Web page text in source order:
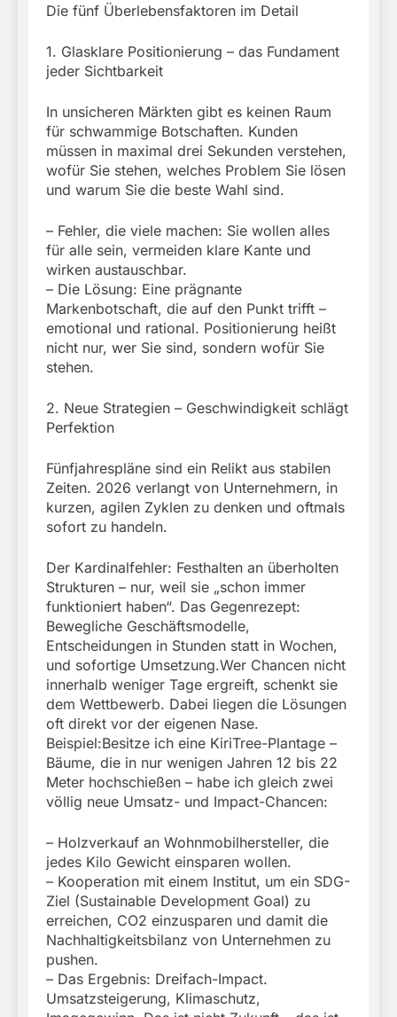
Die fünf Überlebensfaktoren im Detail
1. Glasklare Positionierung – das Fundament
jeder Sichtbarkeit
In unsicheren Märkten gibt es keinen Raum
für schwammige Botschaften. Kunden
müssen in maximal drei Sekunden verstehen,
wofür Sie stehen, welches Problem Sie lösen
und warum Sie die beste Wahl sind.
– Fehler, die viele machen: Sie wollen alles
für alle sein, vermeiden klare Kante und
wirken austauschbar.
– Die Lösung: Eine prägnante
Markenbotschaft, die auf den Punkt trifft –
emotional und rational. Positionierung heißt
nicht nur, wer Sie sind, sondern wofür Sie
stehen.
2. Neue Strategien – Geschwindigkeit schlägt
Perfektion
Fünfjahrespläne sind ein Relikt aus stabilen
Zeiten. 2026 verlangt von Unternehmern, in
kurzen, agilen Zyklen zu denken und oftmals
sofort zu handeln.
Der Kardinalfehler: Festhalten an überholten
Strukturen – nur, weil sie „schon immer
funktioniert haben“. Das Gegenrezept:
Bewegliche Geschäftsmodelle,
Entscheidungen in Stunden statt in Wochen,
und sofortige Umsetzung.Wer Chancen nicht
innerhalb weniger Tage ergreift, schenkt sie
dem Wettbewerb. Dabei liegen die Lösungen
oft direkt vor der eigenen Nase.
Beispiel:Besitze ich eine KiriTree-Plantage –
Bäume, die in nur wenigen Jahren 12 bis 22
Meter hochschießen – habe ich gleich zwei
völlig neue Umsatz- und Impact-Chancen:
– Holzverkauf an Wohnmobilhersteller, die
jedes Kilo Gewicht einsparen wollen.
– Kooperation mit einem Institut, um ein SDG-
Ziel (Sustainable Development Goal) zu
erreichen, CO2 einzusparen und damit die
Nachhaltigkeitsbilanz von Unternehmen zu
pushen.
– Das Ergebnis: Dreifach-Impact.
Umsatzsteigerung, Klimaschutz,